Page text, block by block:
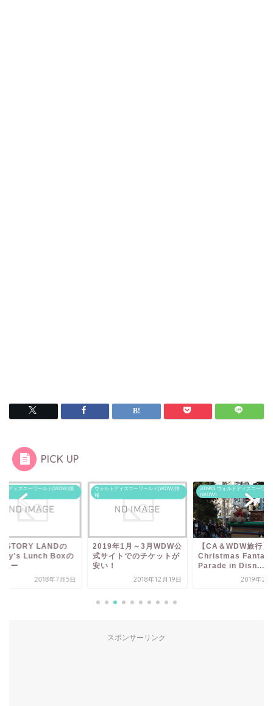
PICK UP
トディズニーワールド(WDW)情
STORY LANDの
Lunch Boxの
ュー
2018年7月5日
ウォルトディズニーワールド(WDW)情
報
2019年1月～3月WDW公
式サイトでのチケットが
安い！
2018年12月19日
2019/01 ウォルトディズニーワー
(WDW)
【CA＆WDW旅行】
Christmas
Parade in Disn...
2019年2
スポンサーリンク